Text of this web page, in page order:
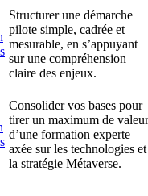
Structurer une démarche
pilote simple, cadrée et
mesurable, en s’appuyant
sur une compréhension
claire des enjeux.
Consolider vos bases pour
tirer un maximum de valeur
d’une formation experte
axée sur les technologies et
la stratégie Métaverse.